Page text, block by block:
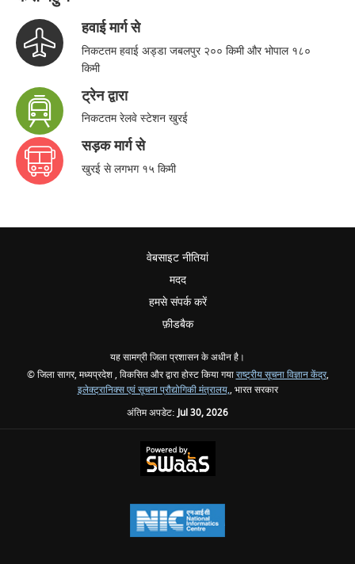
हवाई मार्ग से
निकटतम हवाई अड्डा जबलपुर २०० किमी और भोपाल १८०
किमी
ट्रेन द्वारा
निकटतम रेलवे स्टेशन खुरई
सड़क मार्ग से
खुरई से लगभग १५ किमी
वेबसाइट नीतियां
मदद
हमसे संपर्क करें
फ़ीडबैक
यह सामग्री जिला प्रशासन के अधीन है।
© जिला सागर, मध्यप्रदेश , विकसित और द्वारा होस्ट किया गयाराष्ट्रीय सूचना विज्ञान केंद्र,
इलेक्ट्रानिक्स एवं सूचना प्रौद्योगिकी मंत्रालय,, भारत सरकार
अंतिम अपडेट:Jul 30, 2026